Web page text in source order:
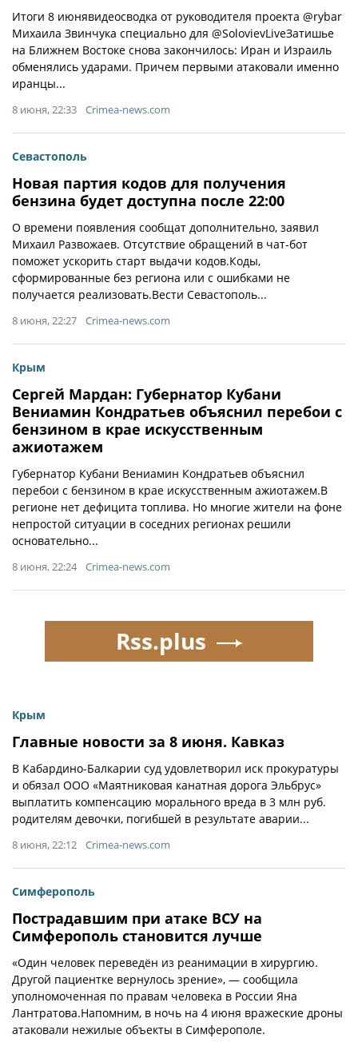
Итоги 8 июнявидеосводка от руководителя проекта @rybar
Михаила Звинчука специально для @SolovievLiveЗатишье
на Ближнем Востоке снова закончилось: Иран и Израиль
обменялись ударами. Причем первыми атаковали именно
иранцы...
8 июня, 22:33 Crimea-news.com
Севастополь
Новая партия кодов для получения
бензина будет доступна после 22:00
О времени появления сообщат дополнительно, заявил
Михаил Развожаев. Отсутствие обращений в чат-бот
поможет ускорить старт выдачи кодов.Коды,
сформированные без региона или с ошибками не
получается реализовать.Вести Севастополь...
8 июня, 22:27 Crimea-news.com
Крым
Сергей Мардан: Губернатор Кубани
Вениамин Кондратьев объяснил перебои с
бензином в крае искусственным
ажиотажем
Губернатор Кубани Вениамин Кондратьев объяснил
перебои с бензином в крае искусственным ажиотажем.В
регионе нет дефицита топлива. Но многие жители на фоне
непростой ситуации в соседних регионах решили
основательно...
8 июня, 22:24 Crimea-news.com
Крым
Главные новости за 8 июня. Кавказ
В Кабардино-Балкарии суд удовлетворил иск прокуратуры
и обязал ООО «Маятниковая канатная дорога Эльбрус»
выплатить компенсацию морального вреда в 3 млн руб.
родителям девочки, погибшей в результате аварии...
8 июня, 22:12 Crimea-news.com
Симферополь
Пострадавшим при атаке ВСУ на
Симферополь становится лучше
«Один человек переведён из реанимации в хирургию.
Другой пациентке вернулось зрение», — сообщила
уполномоченная по правам человека в России Яна
Лантратова.Напомним, в ночь на 4 июня вражеские дроны
атаковали нежилые объекты в Симферополе.
Rss.plus